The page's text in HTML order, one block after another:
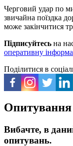
Черговий удар по
звичайна поїздка
може закінчитися
Підписуйтесь на
оперативну
Поділитися в
Опитування
Вибачте, в
опитувань.